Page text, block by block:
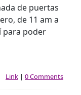
de puertas
de 11 am a
para poder
Link | 0 Comments